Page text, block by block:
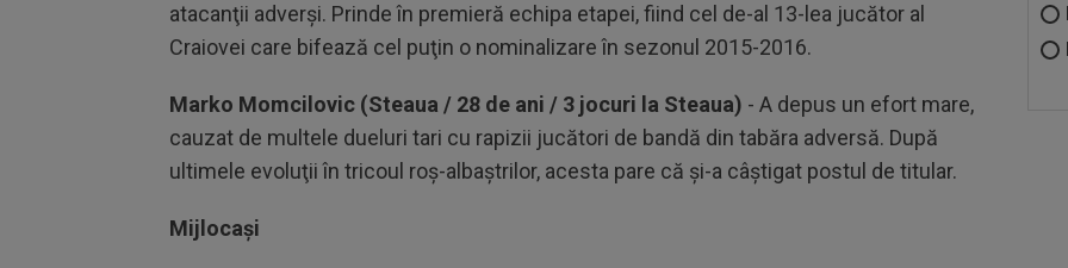
atacanţii adverşi. Prinde în premieră echipa etapei, fiind cel de-al 13-lea jucător al
Craiovei care bifează cel puţin o nominalizare în sezonul 2015-2016.
Marko Momcilovic (Steaua / 28 de ani / 3 jocuri la Steaua) - A depus un efort mare,
cauzat de multele dueluri tari cu rapizii jucători de bandă din tabăra adversă. După
ultimele evoluţii în tricoul roş-albaştrilor, acesta pare că şi-a câştigat postul de titular.
Mijlocași